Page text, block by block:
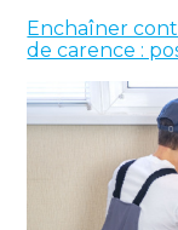
Enchaîner
de carence :